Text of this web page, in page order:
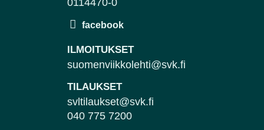
ILMOITUKSET
suomenviikkolehti@svk.fi
TILAUKSET
svltilaukset@svk.fi
040 775 7200